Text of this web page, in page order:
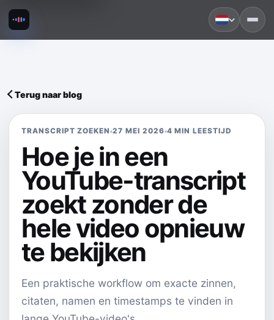
Terug naar blog
TRANSCRIPT ZOEKEN 27 MEI 2026 4 MIN LEESTIJD
Hoe je in een
YouTube-transcript
zoekt zonder de
hele video opnieuw
te bekijken
Een praktische workflow om exacte zinnen,
citaten, namen en timestamps te vinden in